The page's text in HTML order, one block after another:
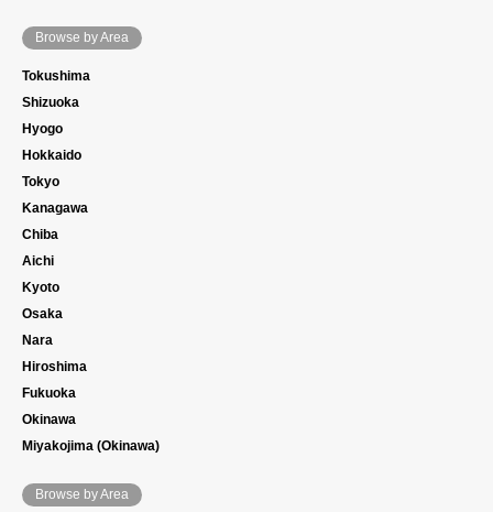
Browse by Area
Tokushima
Shizuoka
Hyogo
Hokkaido
Tokyo
Kanagawa
Chiba
Aichi
Kyoto
Osaka
Nara
Hiroshima
Fukuoka
Okinawa
Miyakojima (Okinawa)
Browse by Area